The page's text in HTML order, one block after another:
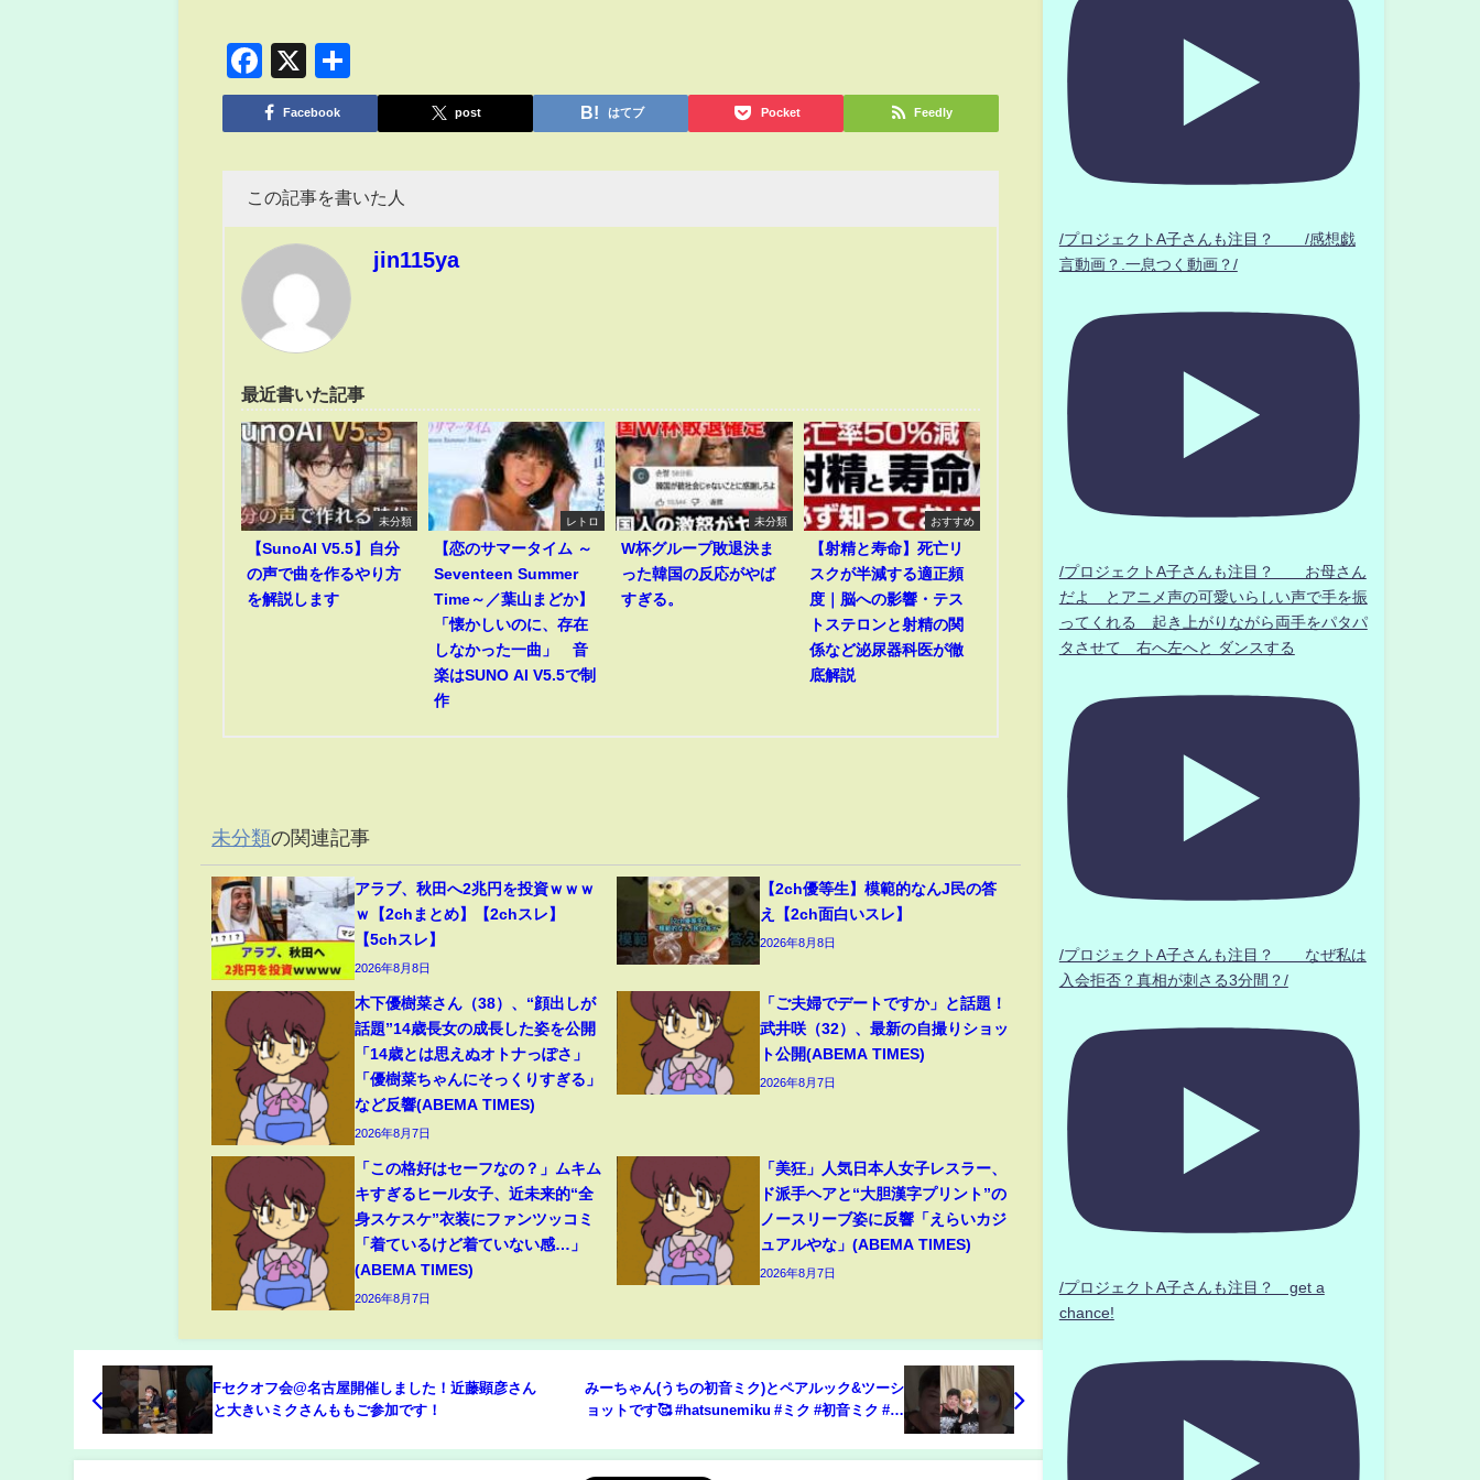
Facebook
X
有
Facebook post はてブ Pocket Feedly
この記事を書いた人
jin115ya
最近書いた記事
未分類
【SunoAI V5.5】自分
の声で曲を作るやり方
を解説します
レトロ
【恋のサマータイム ～
Seventeen Summer
Time～／葉山まどか】
「懐かしいのに、存在
しなかった一曲」 音
楽はSUNO AI V5.5で制
作
未分類
W杯グループ敗退決ま
った韓国の反応がやば
すぎる。
おすすめ
【射精と寿命】死亡リ
スクが半減する適正頻
度｜脳への影響・テス
トステロンと射精の関
係など泌尿器科医が徹
底解説
未分類の関連記事
アラブ、秋田へ2兆円を投資ｗｗｗ
ｗ【2chまとめ】【2chスレ】
【5chスレ】
2026年8月8日
【2ch優等生】模範的なんJ民の答
え【2ch面白いスレ】
2026年8月8日
木下優樹菜さん（38）、“顔出しが
話題”14歳長女の成長した姿を公開
「14歳とは思えぬオトナっぽさ」
「優樹菜ちゃんにそっくりすぎる」
など反響(ABEMA TIMES)
2026年8月7日
「ご夫婦でデートですか」と話題！
武井咲（32）、最新の自撮りショッ
ト公開(ABEMA TIMES)
2026年8月7日
「この格好はセーフなの？」ムキム
キすぎるヒール女子、近未来的“全
身スケスケ”衣装にファンツッコミ
「着ているけど着ていない感…」
(ABEMA TIMES)
2026年8月7日
「美狂」人気日本人女子レスラー、
ド派手ヘアと“大胆漢字プリント”の
ノースリーブ姿に反響「えらいカジ
ュアルやな」(ABEMA TIMES)
2026年8月7日
Fセクオフ会@名古屋開催しました！近藤顕彦さん
と大きいミクさんももご参加です！
みーちゃん(うちの初音ミク)とペアルック&ツーシ
ョットです🥰 #hatsunemiku #ミク #初音ミク #フ
/プロジェクトA子さんも注目？ /感想戯
言動画？.一息つく動画？/
/プロジェクトA子さんも注目？ お母さん
だよ とアニメ声の可愛いらしい声で手を振
ってくれる 起き上がりながら両手をパタパ
タさせて 右へ左へと ダンスする
/プロジェクトA子さんも注目？ なぜ私は
入会拒否？真相が刺さる3分間？/
/プロジェクトA子さんも注目？ get a
chance!